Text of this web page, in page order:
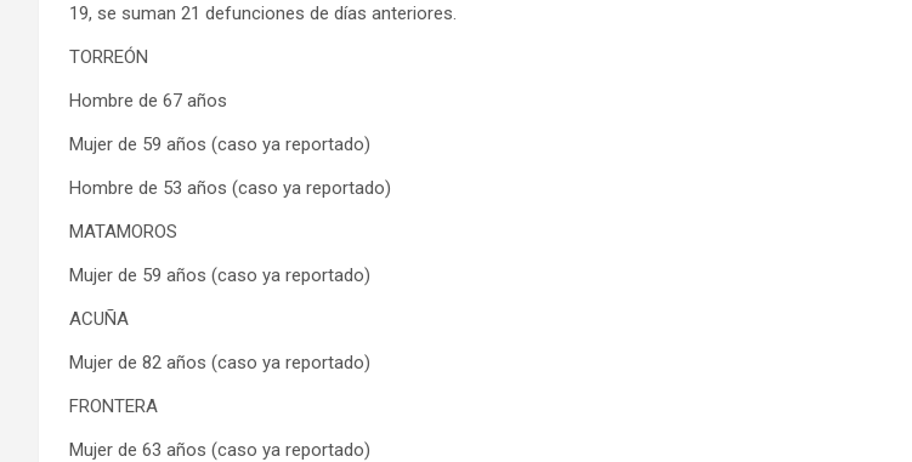
19, se suman 21 defunciones de días anteriores.
TORREÓN
Hombre de 67 años
Mujer de 59 años (caso ya reportado)
Hombre de 53 años (caso ya reportado)
MATAMOROS
Mujer de 59 años (caso ya reportado)
ACUÑA
Mujer de 82 años (caso ya reportado)
FRONTERA
Mujer de 63 años (caso ya reportado)